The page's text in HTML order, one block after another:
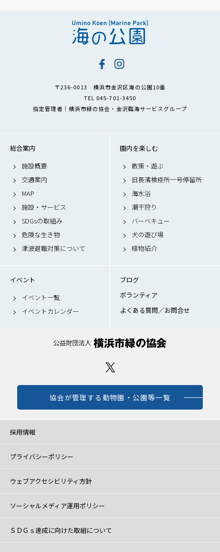
〒236-0013 横浜市金沢区海の公園10番
TEL 045-701-3450
指定管理者｜横浜市緑の協会・金沢臨海サービスグループ
総合案内
施設概要
交通案内
MAP
施設・サービス
SDGsの取組み
危険な生き物
津波避難対策について
園内を楽しむ
散策・遊ぶ
旧長濱検疫所一号停留所
海水浴
潮干狩り
バーベキュー
犬の遊び場
植物紹介
イベント
イベント一覧
イベントカレンダー
ブログ
ボランティア
よくある質問／お問合せ
協会が管理する動物園・公園等一覧
採用情報
プライバシーポリシー
ウェブアクセシビリティ方針
ソーシャルメディア運用ポリシー
ＳＤＧｓ達成に向けた取組について